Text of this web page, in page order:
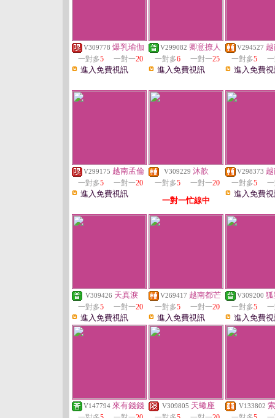
V309778 爆乳瑜伽
一對多5 一對一20
進入免費視訊
V299082 卿意撩人
一對多6 一對一25
進入免費視訊
V294527
一對多5
進入免費
V299175 越南孟倫
一對多5 一對一20
進入免費視訊
V309229 沐歆
一對多5 一對一20
一對一忙線中
V298373
一對多5
進入免費
V309426 天真淚
一對多5 一對一20
進入免費視訊
V269417 越南都芒
一對多5 一對一20
進入免費視訊
V309200
一對多5
進入免費
V147794 來有錢錢 V309805 天蠍座 V133802